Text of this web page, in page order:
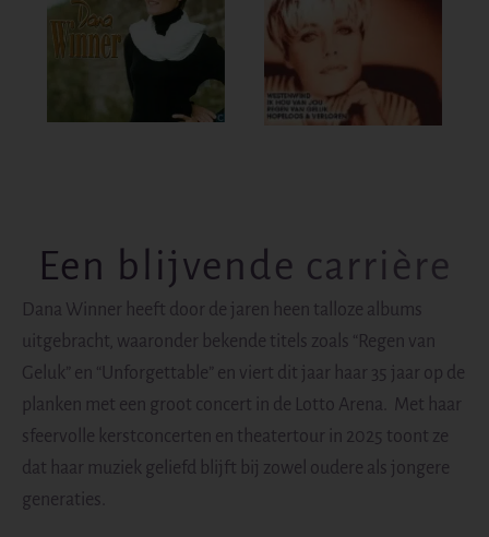
Een blijvende carrière
Dana Winner heeft door de jaren heen talloze albums
uitgebracht, waaronder bekende titels zoals “Regen van
Geluk” en “Unforgettable” en viert dit jaar haar 35 jaar op de
planken met een groot concert in de Lotto Arena. Met haar
sfeervolle kerstconcerten en theatertour in 2025 toont ze
dat haar muziek geliefd blijft bij zowel oudere als jongere
generaties.